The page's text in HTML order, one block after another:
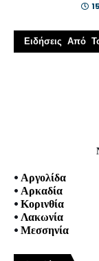
Ειδήσεις Από
• Αργολίδα
• Αρκαδία
• Κορινθία
• Λακωνία
• Μεσσηνία